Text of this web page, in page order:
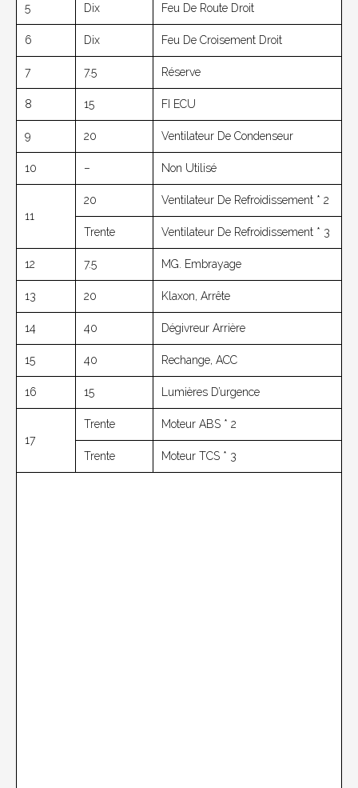
5 Dix Feu De Route Droit
6 Dix Feu De Croisement Droit
7 7.5 Réserve
8 15 FI ECU
9 20 Ventilateur De Condenseur
10 – Non Utilisé
11
20 Ventilateur De Refroidissement * 2
Trente Ventilateur De Refroidissement * 3
12 7.5 MG. Embrayage
13 20 Klaxon, Arrête
14 40 Dégivreur Arrière
15 40 Rechange, ACC
16 15 Lumières D’urgence
17
Trente Moteur ABS * 2
Trente Moteur TCS * 3